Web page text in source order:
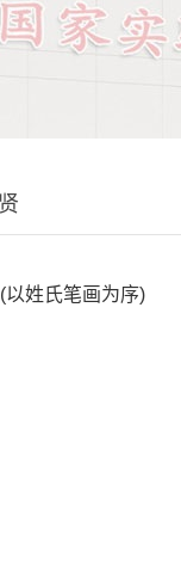
姓氏笔画为序)